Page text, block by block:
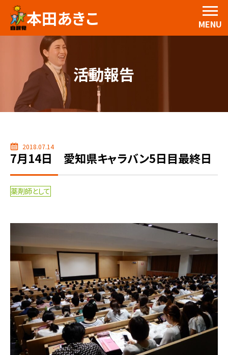
本田あきこ MENU
活動報告
2018.07.14
7月14日 愛知県キャラバン5日目最終日
薬剤師として